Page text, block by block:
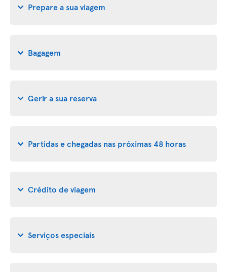
Prepare a sua viagem
Bagagem
Gerir a sua reserva
Partidas e chegadas nas próximas 48 horas
Crédito de viagem
Serviços especiais